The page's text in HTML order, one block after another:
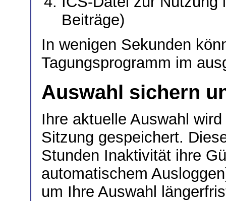
Beiträge)
In wenigen Sekunden
Tagungsprogramm im
Auswahl sichern
Ihre aktuelle Auswahl
Sitzung gespeichert.
Stunden Inaktivität ihre
automatischem
um Ihre Auswahl